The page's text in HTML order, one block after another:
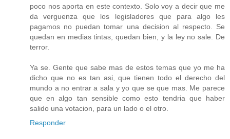
poco nos aporta en este contexto. Solo voy a decir que me
da verguenza que los legisladores que para algo les
pagamos no puedan tomar una decision al respecto. Se
quedan en medias tintas, quedan bien, y la ley no sale. De
terror.
Ya se. Gente que sabe mas de estos temas que yo me ha
dicho que no es tan asi, que tienen todo el derecho del
mundo a no entrar a sala y yo que se que mas. Me parece
que en algo tan sensible como esto tendria que haber
salido una votacion, para un lado o el otro.
Responder